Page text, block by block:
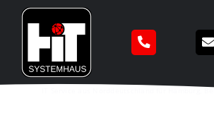
Zum
Inhalt
springen
IT Service aus Norddeutschland für Hamburg,